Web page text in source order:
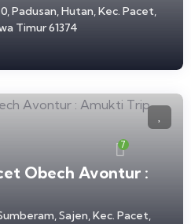
Padusan, Hutan, Kec. Pacet,
Timur 61374
7
Obech Avontur :
Sajen, Kec. Pacet,